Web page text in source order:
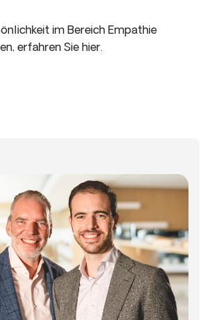
im Bereich Empathie
erfahren Sie hier.